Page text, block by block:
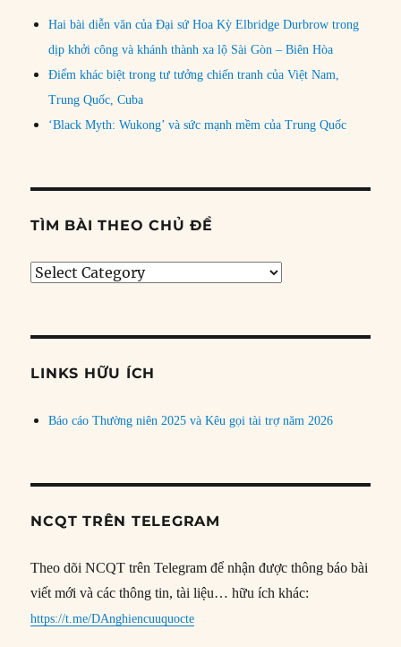
Hai bài diễn văn của Đại sứ Hoa Kỳ Elbridge Durbrow trong
dịp khởi công và khánh thành xa lộ Sài Gòn – Biên Hòa
Điểm khác biệt trong tư tưởng chiến tranh của Việt Nam,
Trung Quốc, Cuba
‘Black Myth: Wukong’ và sức mạnh mềm của Trung Quốc
TÌM BÀI THEO CHỦ ĐỀ
Tìm
đề
LINKS HỮU ÍCH
Báo cáo Thường niên 2025 và Kêu gọi tài trợ năm 2026
NCQT TRÊN TELEGRAM
Theo dõi NCQT trên Telegram để nhận được thông báo bài
viết mới và các thông tin, tài liệu… hữu ích khác:
https://t.me/DAnghiencuuquocte